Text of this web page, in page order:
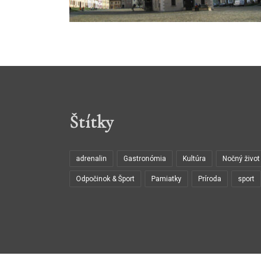
Štítky
adrenalin Gastronómia Kultúra Nočný život
Odpočinok & Šport Pamiatky Príroda sport